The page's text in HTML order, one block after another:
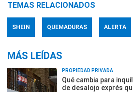
TEMAS RELACIONADOS
SHEIN QUEMADURAS ALERTA
MÁS LEÍDAS
PROPIEDAD PRIVADA
Qué cambia para
de desalojo exprés